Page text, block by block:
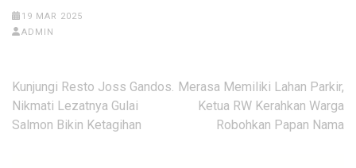
19 MAR 2025
ADMIN
Navigasi
pos
Kunjungi Resto Joss Gandos.
Nikmati Lezatnya Gulai
Salmon Bikin Ketagihan
Merasa Memiliki Lahan Parkir,
Ketua RW Kerahkan Warga
Robohkan Papan Nama